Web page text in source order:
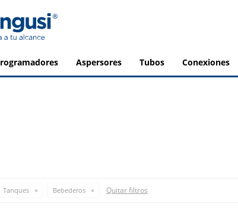
programadores aspersores tubos conexiones
Tanques Bebederos Quitar filtros